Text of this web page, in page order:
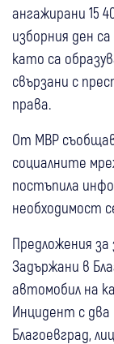
ангажирани 15
изборния ден
като са
свързани с
права.
От МВР
социалните
постъпила
необходимост
Предложения за
Задържани в
автомобил на
Инцидент с
Благоевград,